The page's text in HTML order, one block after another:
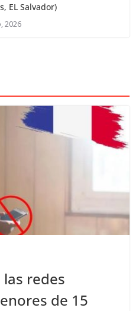
EL Salvador)
2026
redes
de 15